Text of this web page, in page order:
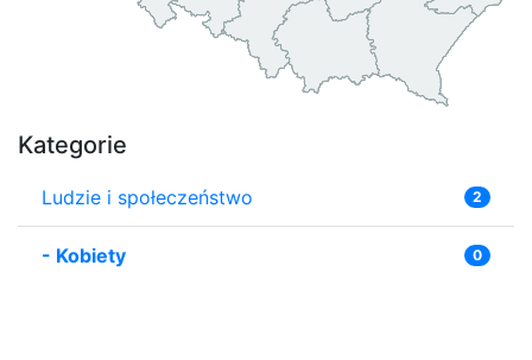
Kategorie
Ludzie i społeczeństwo 2
- Kobiety 0